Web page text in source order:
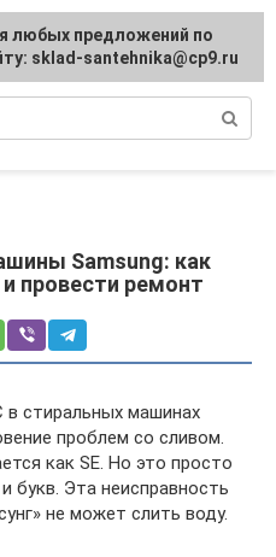
Samsung: как
провести ремонт
в стиральных машинах
проблем со сливом.
как SE. Но это просто
букв. Эта неисправность
не может слить воду.
любых предложений по
sklad-santehnika@cp9.ru